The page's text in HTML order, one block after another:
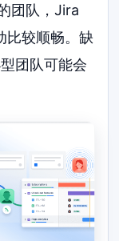
团队，Jira
较顺畅。缺
团队可能会